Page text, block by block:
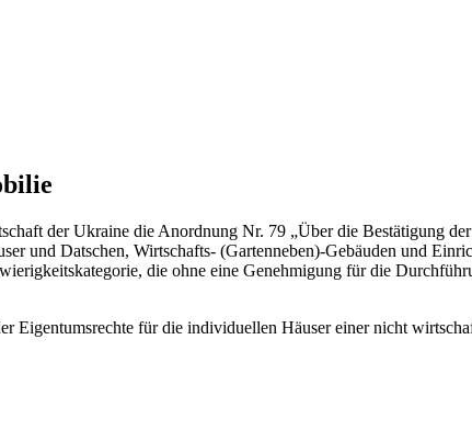
der Ukraine die Anordnung Nr. 79 „Über die Bestätigung
und Datschen, Wirtschafts- (Gartenneben)-Gebäuden und
die ohne eine Genehmigung für die
Eigentumsrechte für die individuellen Häuser einer nicht